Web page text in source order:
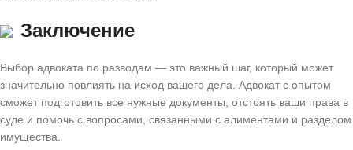
Заключение
Выбор адвоката по разводам — это важный шаг, который может
значительно повлиять на исход вашего дела. Адвокат с опытом
сможет подготовить все нужные документы, отстоять ваши права в
суде и помочь с вопросами, связанными с алиментами и разделом
имущества.